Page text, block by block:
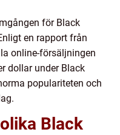
för Black
en rapport från
online-försäljningen
dollar under Black
populariteten och
Black